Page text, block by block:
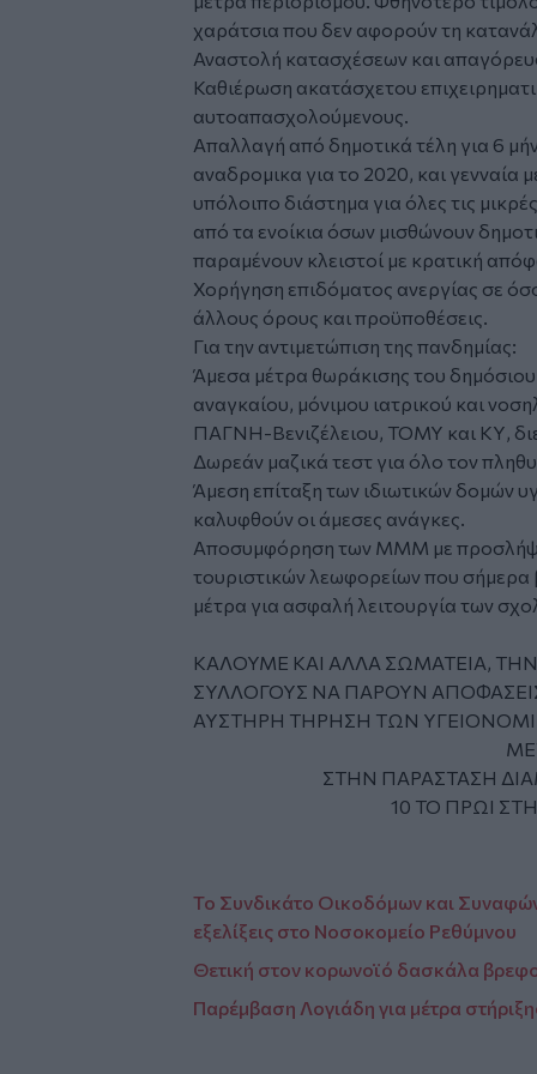
χαράτσια που δεν αφορούν τη
Αναστολή κατασχέσεων και
Καθιέρωση ακατάσχετου
αυτοαπασχολούμενους.
Απαλλαγή από δημοτικά τέλη για 6
αναδρομικα για το 2020, και γενναία
υπόλοιπο διάστημα για όλες τις
από τα ενοίκια όσων μισθώνουν
παραμένουν κλειστοί με κρατική
Χορήγηση επιδόματος ανεργίας σε
άλλους όρους και προϋποθέσεις.
Για την αντιμετώπιση της πανδημίας:
Άμεσα μέτρα θωράκισης του
αναγκαίου, μόνιμου ιατρικού και
ΠΑΓΝΗ-Βενιζέλειου, ΤΟΜΥ και ΚΥ,
Δωρεάν μαζικά τεστ για όλο τον
Άμεση επίταξη των ιδιωτικών δομών
καλυφθούν οι άμεσες ανάγκες.
Αποσυμφόρηση των ΜΜΜ με
τουριστικών λεωφορείων που σήμερα
μέτρα για ασφαλή λειτουργία των
ΚΑΛΟΥΜΕ ΚΑΙ ΑΛΛΑ ΣΩΜΑΤΕΙΑ,
ΣΥΛΛΟΓΟΥΣ ΝΑ ΠΑΡΟΥΝ
ΑΥΣΤΗΡΗ ΤΗΡΗΣΗ ΤΩΝ
ΣΤΗΝ ΠΑΡΑΣΤΑΣΗ
10 ΤΟ ΠΡΩΙ ΣΤΗΝ
Το Συνδικάτο Οικοδόμων και
εξελίξεις στο Νοσοκομείο Ρεθύμνου
Θετική στον κορωνοϊό δασκάλα
Παρέμβαση Λογιάδη για μέτρα